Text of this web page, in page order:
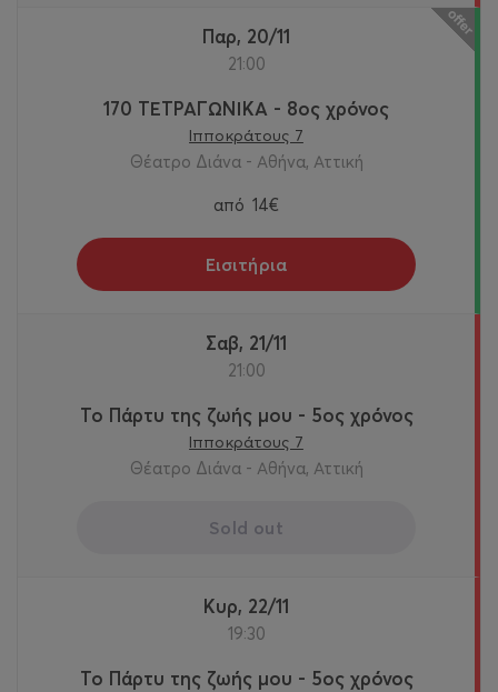
Παρ, 20/11
21:00
170 ΤΕΤΡΑΓΩΝΙΚΑ - 8ος χρόνος
Ιπποκράτους 7
Θέατρο Διάνα - Αθήνα, Αττική
από 14€
Εισιτήρια
Σαβ, 21/11
21:00
Το Πάρτυ της ζωής μου - 5ος χρόνος
Ιπποκράτους 7
Θέατρο Διάνα - Αθήνα, Αττική
Sold out
Κυρ, 22/11
19:30
Το Πάρτυ της ζωής μου - 5ος χρόνος